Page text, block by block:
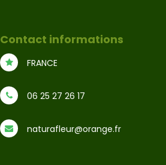
Contact informations
FRANCE
06 25 27 26 17
naturafleur@orange.fr